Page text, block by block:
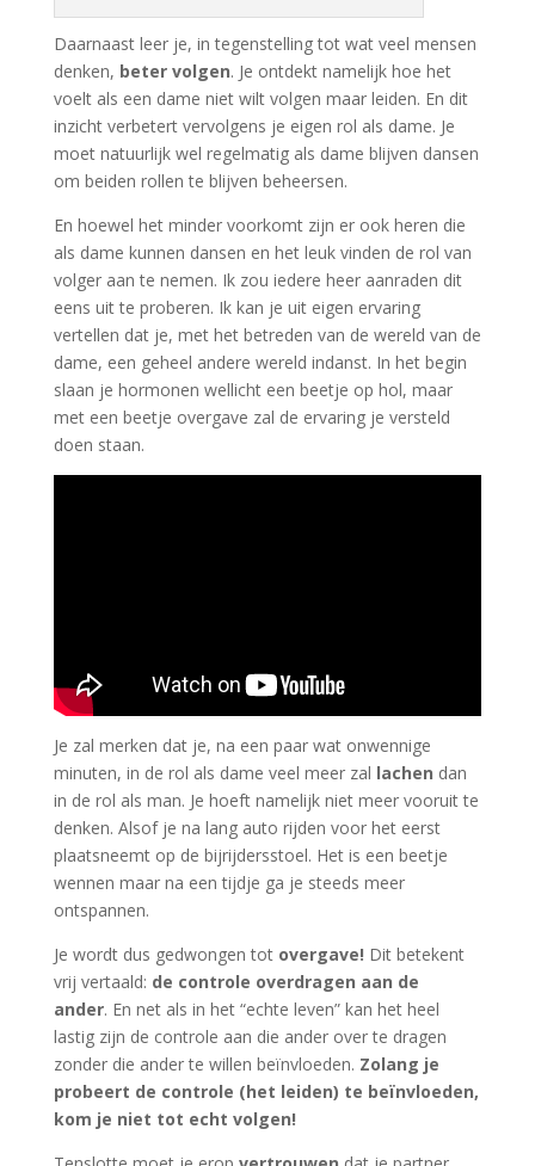
Daarnaast leer je, in tegenstelling tot wat veel mensen
denken, beter volgen. Je ontdekt namelijk hoe het
voelt als een dame niet wilt volgen maar leiden. En dit
inzicht verbetert vervolgens je eigen rol als dame. Je
moet natuurlijk wel regelmatig als dame blijven dansen
om beiden rollen te blijven beheersen.
En hoewel het minder voorkomt zijn er ook heren die
als dame kunnen dansen en het leuk vinden de rol van
volger aan te nemen. Ik zou iedere heer aanraden dit
eens uit te proberen. Ik kan je uit eigen ervaring
vertellen dat je, met het betreden van de wereld van de
dame, een geheel andere wereld indanst. In het begin
slaan je hormonen wellicht een beetje op hol, maar
met een beetje overgave zal de ervaring je versteld
doen staan.
Je zal merken dat je, na een paar wat onwennige
minuten, in de rol als dame veel meer zal lachen dan
in de rol als man. Je hoeft namelijk niet meer vooruit te
denken. Alsof je na lang auto rijden voor het eerst
plaatsneemt op de bijrijdersstoel. Het is een beetje
wennen maar na een tijdje ga je steeds meer
ontspannen.
Je wordt dus gedwongen tot overgave! Dit betekent
vrij vertaald: de controle overdragen aan de
ander. En net als in het “echte leven” kan het heel
lastig zijn de controle aan die ander over te dragen
zonder die ander te willen beïnvloeden. Zolang je
probeert de controle (het leiden) te beïnvloeden,
kom je niet tot echt volgen!